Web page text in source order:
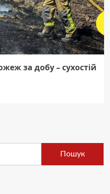
за добу – сухостій
Пошук